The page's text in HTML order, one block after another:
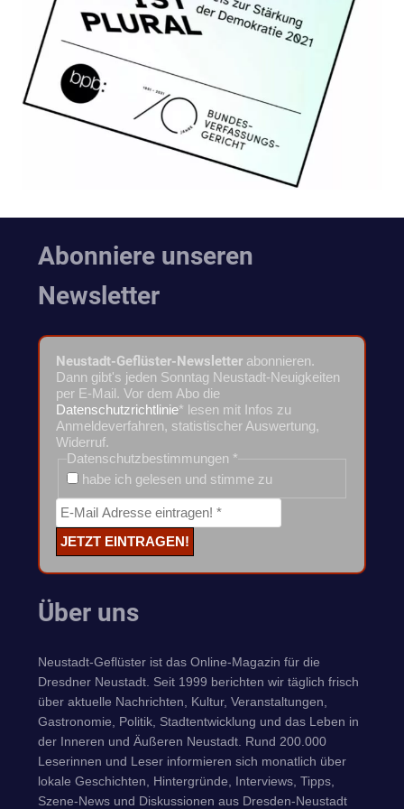
Abonniere unseren
Newsletter
Neustadt-Geflüster-Newsletter abonnieren.
Dann gibt's jeden Sonntag Neustadt-Neuigkeiten
per E-Mail. Vor dem Abo die
Datenschutzrichtlinie* lesen mit Infos zu
Anmeldeverfahren, statistischer Auswertung,
Widerruf.
Datenschutzbestimmungen *
habe ich gelesen und stimme zu
Über uns
Neustadt-Geflüster ist das Online-Magazin für die
Dresdner Neustadt. Seit 1999 berichten wir täglich frisch
über aktuelle Nachrichten, Kultur, Veranstaltungen,
Gastronomie, Politik, Stadtentwicklung und das Leben in
der Inneren und Äußeren Neustadt. Rund 200.000
Leserinnen und Leser informieren sich monatlich über
lokale Geschichten, Hintergründe, Interviews, Tipps,
Szene-News und Diskussionen aus Dresden-Neustadt